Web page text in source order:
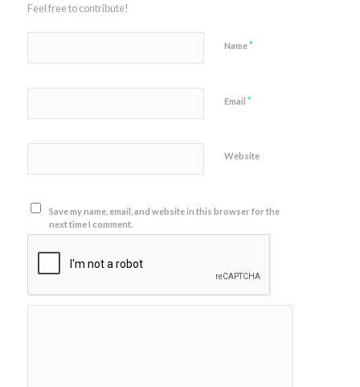
Feel free to contribute!
Name*
Email *
Website
Save my name, email, and website in this browser for the
next time I comment.